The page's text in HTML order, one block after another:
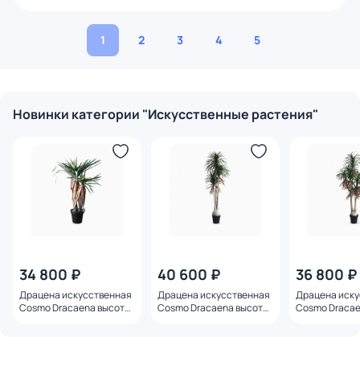
1 2 3 4 5
Новинки категории "Искусственные растения"
34 800 ₽
Драцена искусственная
Cosmo Dracaena высота
40 600 ₽
Драцена искусственная
Cosmo Dracaena высота
36 800 ₽
Драцена
Cosmo